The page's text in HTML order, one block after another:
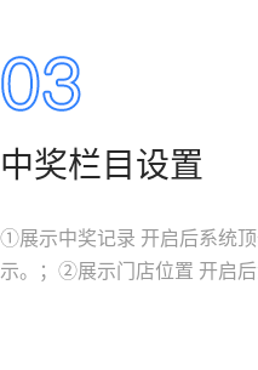
中奖栏目设置
①展示中奖记录 开启后系统
示。；②展示门店位置 开启